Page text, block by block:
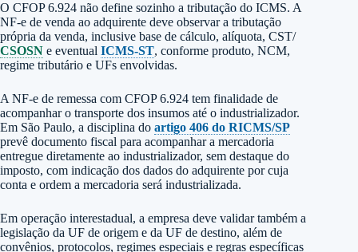
O CFOP 6.924 não define sozinho a tributação do ICMS. A
NF-e de venda ao adquirente deve observar a tributação
própria da venda, inclusive base de cálculo, alíquota, CST/
CSOSN e eventual ICMS-ST, conforme produto, NCM,
regime tributário e UFs envolvidas.
A NF-e de remessa com CFOP 6.924 tem finalidade de
acompanhar o transporte dos insumos até o industrializador.
Em São Paulo, a disciplina do artigo 406 do RICMS/SP
prevê documento fiscal para acompanhar a mercadoria
entregue diretamente ao industrializador, sem destaque do
imposto, com indicação dos dados do adquirente por cuja
conta e ordem a mercadoria será industrializada.
Em operação interestadual, a empresa deve validar também a
legislação da UF de origem e da UF de destino, além de
convênios, protocolos, regimes especiais e regras específicas